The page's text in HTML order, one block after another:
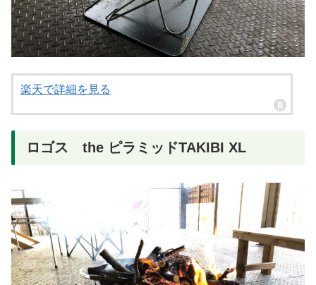
楽天で詳細を見る
ロゴス the ピラミッドTAKIBI XL